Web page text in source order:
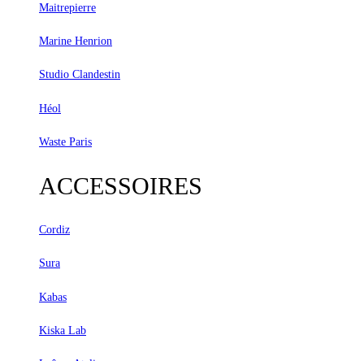
Maitrepierre
Marine Henrion
Studio Clandestin
Héol
Waste Paris
ACCESSOIRES
Cordiz
Sura
Kabas
Kiska Lab